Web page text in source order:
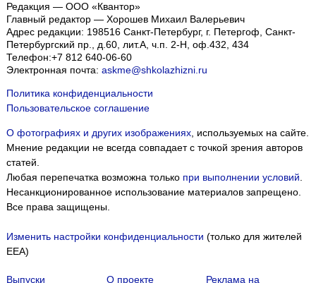
Редакция — ООО «Квантор»
Главный редактор — Хорошев Михаил Валерьевич
Адрес редакции: 198516 Санкт-Петербург, г. Петергоф, Санкт-
Петербургский пр., д.60, лит.А, ч.п. 2-Н, оф.432, 434
Телефон:+7 812 640-06-60
Электронная почта: askme@shkolazhizni.ru
Политика конфиденциальности
Пользовательское соглашение
О фотографиях и других изображениях, используемых на сайте.
Мнение редакции не всегда совпадает с точкой зрения авторов
статей.
Любая перепечатка возможна только при выполнении условий.
Несанкционированное использование материалов запрещено.
Все права защищены.
Изменить настройки конфиденциальности (только для жителей
EEA)
Выпуски О проекте Реклама на